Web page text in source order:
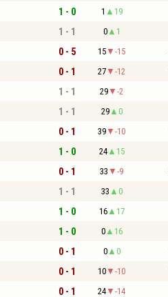
1 - 0 1 19
1 - 1 0 1
0 - 5 15 -15
0 - 1 27 -12
1 - 1 29 -2
1 - 1 29 0
0 - 1 39 -10
1 - 0 24 15
0 - 1 33 -9
1 - 1 33 0
1 - 0 16 17
1 - 0 0 16
0 - 1 0 0
0 - 1 10 -10
0 - 1 24 -14